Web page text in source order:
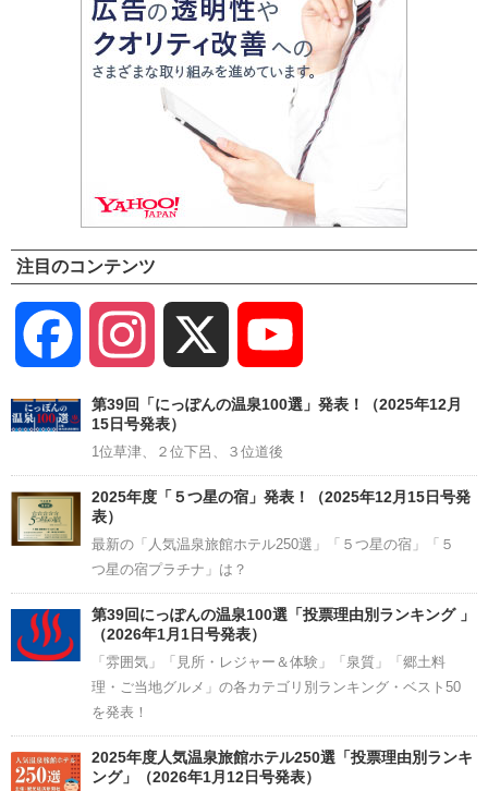
注目のコンテンツ
Facebook Instagram
Channel
第39回「にっぽんの温泉100選」発表！（2025年12月
15日号発表）
1位草津、２位下呂、３位道後
2025年度「５つ星の宿」発表！（2025年12月15日号発
表）
最新の「人気温泉旅館ホテル250選」「５つ星の宿」「５
つ星の宿プラチナ」は？
第39回にっぽんの温泉100選「投票理由別ランキング 」
（2026年1月1日号発表）
「雰囲気」「見所・レジャー＆体験」「泉質」「郷土料
理・ご当地グルメ」の各カテゴリ別ランキング・ベスト50
を発表！
2025年度人気温泉旅館ホテル250選「投票理由別ランキ
ング」（2026年1月12日号発表）